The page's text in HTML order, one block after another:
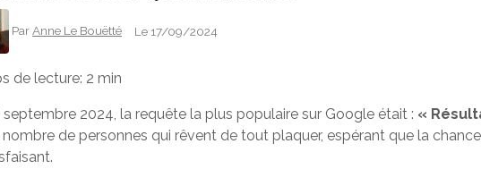
Par Anne Le Bouëtté Le 17/09/2024
de lecture: 2 min
septembre 2024, la requête la plus populaire sur Google était : «
nombre de personnes qui rêvent de tout plaquer, espérant que la